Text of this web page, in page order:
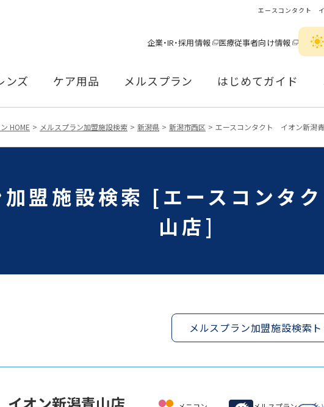
エースコンタクト
企業・IR・採用情報 医療従事者向け情報
ンズ ケア用品 メルスプラン はじめてガイド
HOME メルスプラン加盟施設検索 新潟県 新潟市西区 エースコンタクト イオン新潟
加盟施設検索 [エースコンタ
山店]
メルスプラン加盟施設検索